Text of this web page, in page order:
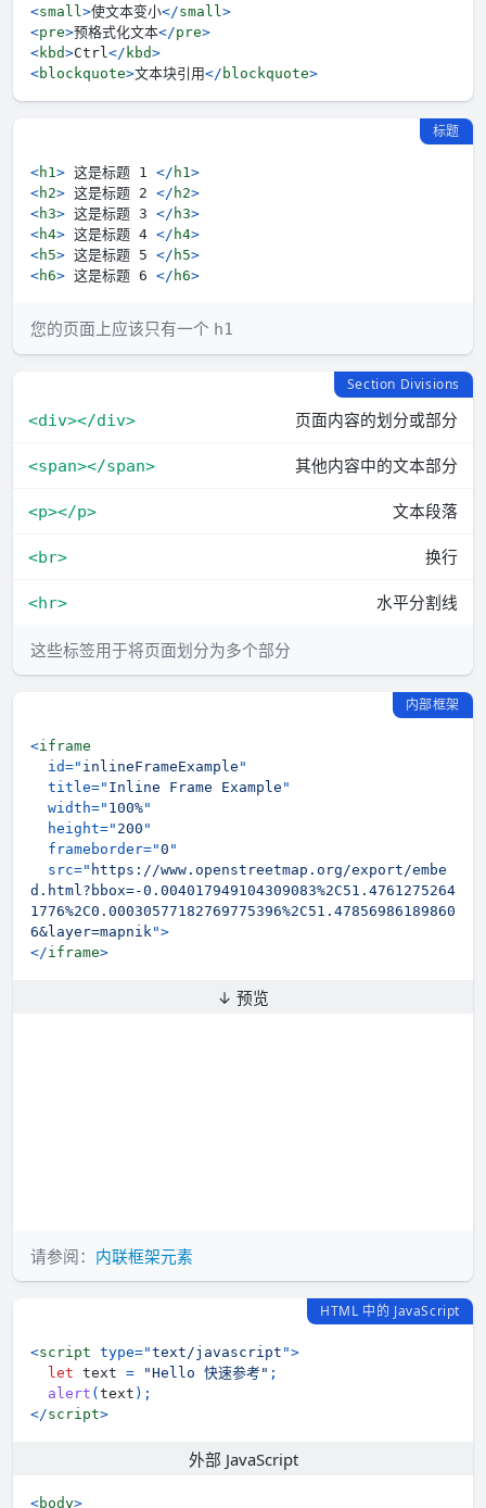
<small >使文本变小</small >
<pre>预格式化文本</pre>
<kbd>Ctrl </ kbd>
<blockquote>文本块引用</ blockquote>
标题
<h1 > 这是标题 1 </ h1 >
<h2> 这是标题 2 </ h2>
<h3> 这是标题 3 </ h3>
<h4> 这是标题 4 </ h4>
<h5> 这是标题 5 </ h5>
<h6> 这是标题 6 </ h6>
您的页面上应该只有一个 h1
Section Divisions
<div></div>
页面内容的划分或部分
<span></span> 其他内容中的文本部分
<p></p> 文本段落
<br> 换行
<hr> 水平分割线
这些标签用于将页面划分为多个部分
内部框架
<iframe
id=" inlineFrameExample "
title=" Inline Frame Example "
width=" 100%"
height=" 200 "
frameborder="0 "
src=" https://www.openstreetmap.org/export/embe
d.html?bbox=-0.004017949104309083%2C51.4761275264
1776%2C0.00030577182769775396%2C51.47856986189860
6&layer=mapnik ">
</iframe>
↓ 预览
请参阅： 内联框架元素
HTML 中的 JavaScript
<script type="text/javascript ">
let text = "Hello 快速参考" ;
alert ( text ) ;
</script>
外部 JavaScript
<body>